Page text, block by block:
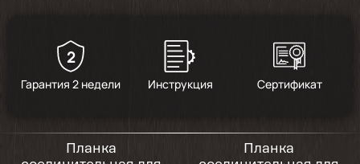
2
Гарантия 2 недели Инструкция Сертификат
Планка
Планка